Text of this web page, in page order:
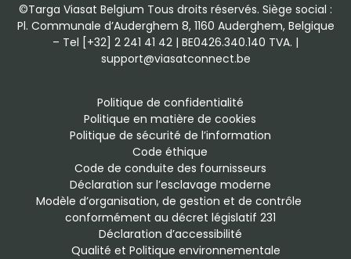
©Targa Viasat Belgium Tous droits réservés. Siège social :
Pl. Communale d’Auderghem 8, 1160 Auderghem, Belgique
– Tel [+32] 2 241 41 42 | BE0426.340.140 TVA. |
support@viasatconnect.be
Politique de confidentialité
Politique en matière de cookies
Politique de sécurité de l’information
Code éthique
Code de conduite des fournisseurs
Déclaration sur l’esclavage moderne
Modèle d’organisation, de gestion et de contrôle
conformément au décret législatif 231
Déclaration d’accessibilité
Qualité et Politique environnementale